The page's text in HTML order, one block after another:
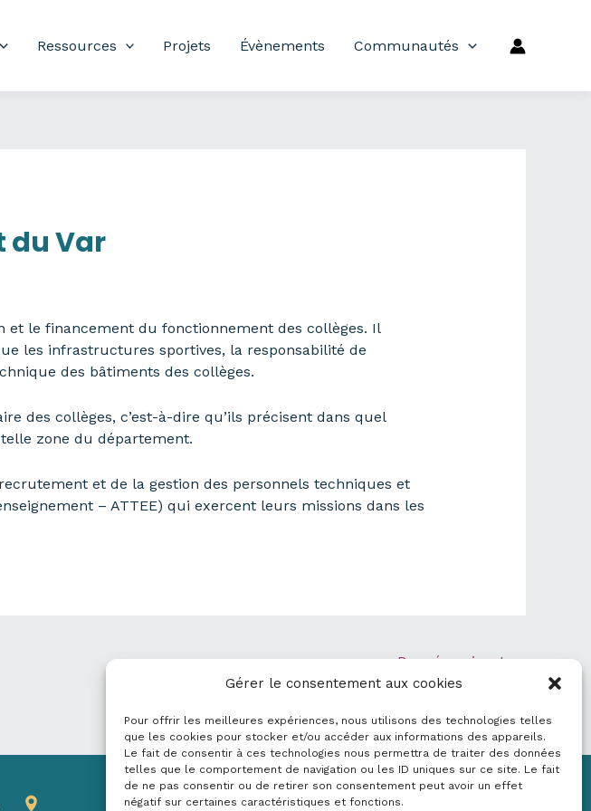
Gérer le consentement aux cookies
Pour offrir les meilleures expériences, nous utilisons des technologies telles
que les cookies pour stocker et/ou accéder aux informations des appareils.
Le fait de consentir à ces technologies nous permettra de traiter des données
telles que le comportement de navigation ou les ID uniques sur ce site. Le fait
de ne pas consentir ou de retirer son consentement peut avoir un effet
négatif sur certaines caractéristiques et fonctions.
Ressources Projets Évènements Communautés
du Var
et le financement du fonctionnement des collèges. Il
les infrastructures sportives, la responsabilité de
des bâtiments des collèges.
des collèges, c’est-à-dire qu’ils précisent dans quel
zone du département.
et de la gestion des personnels techniques et
– ATTEE) qui exercent leurs missions dans les
Donnée suivant→
Mentions légales